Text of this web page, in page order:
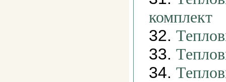
комплект
32.
33.
34.